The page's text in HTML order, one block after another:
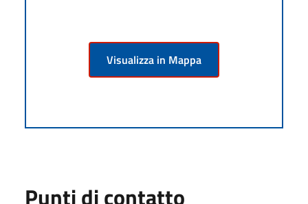
Visualizza in Mappa
Punti di contatto